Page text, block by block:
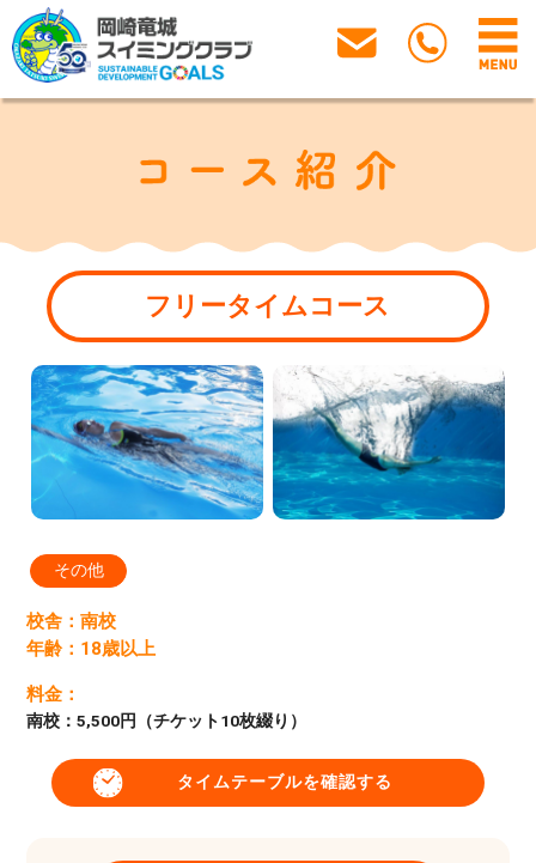
フリータイムコース
その他
校舎：南校
年齢：18歳以上
料金：
南校：5,500円（チケット10枚綴り）
タイムテーブルを確認する